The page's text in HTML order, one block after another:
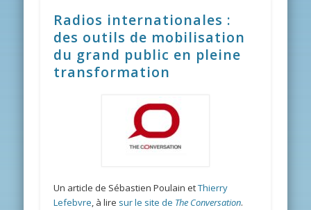
Radios internationales :
des outils de mobilisation
du grand public en pleine
transformation
Un article de Sébastien Poulain etThierry
Lefebvre, à lire sur le site de The Conversation.